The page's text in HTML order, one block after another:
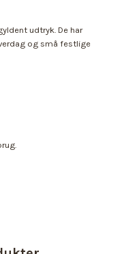
udtryk. De har
og små festlige